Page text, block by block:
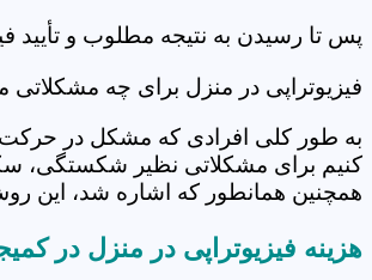
پس تا رسیدن به نتیجه مطلوب و تأیید
فیزیوتراپی در منزل برای چه
به طور کلی افرادی که مشکل در حرکت
کنیم برای مشکلاتی نظیر شکستگی،
همچنین همانطور که اشاره شد، این
هزینه فیزیوتراپی در منزل در